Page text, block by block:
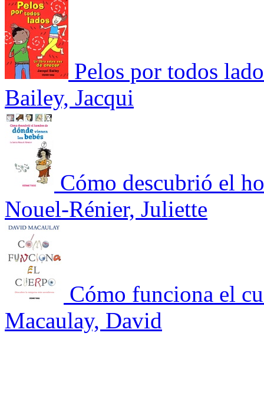
Pelos por todos
Bailey, Jacqui
Cómo descubrió el
Nouel-Rénier, Juliette
Cómo funciona el
Macaulay, David